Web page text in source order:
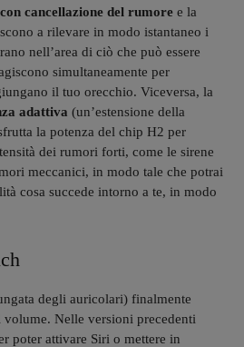
cancellazione del rumore e la
a rilevare in modo istantaneo i
nell’area di ciò che può essere
simultaneamente per
il tuo orecchio. Viceversa, la
adattiva (un’estensione della
la potenza del chip H2 per
dei rumori forti, come le sirene
meccanici, in modo tale che potrai
cosa succede intorno a te, in modo
degli auricolari) finalmente
Nelle versioni precedenti
poter attivare Siri o mettere in